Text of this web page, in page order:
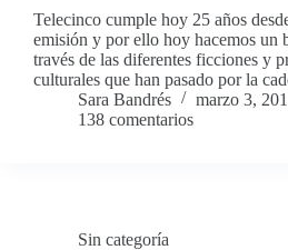
Telecinco cumple hoy 25 años
emisión y por ello hoy hacemos un
través de las diferentes ficciones y
culturales que han pasado por la
Sara Bandrés
marzo 3,
138 comentarios
Sin categoría